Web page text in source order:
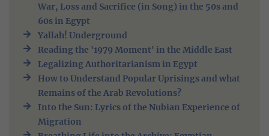
War, Loss and Sacrifice (in Song) in the 50s and
60s in Egypt
Yallah! Underground
Reading the '1979 Moment' in the Middle East
Legalizing Authoritarianism in Egypt
How to Understand Popular Uprisings and what
Remains of the Arab Revolutions?
Into the Sun: Lyrics of the Nubian Experience of
Migration